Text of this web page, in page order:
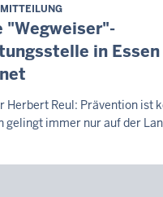
"Wegweiser"-
in Essen
Herbert Reul: Prävention ist
gelingt immer nur auf der